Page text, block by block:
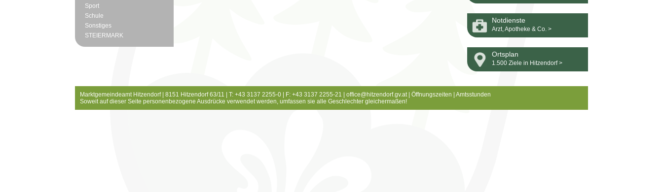
Sport
Schule
Sonstiges
STEIERMARK
Notdienste
Arzt, Apotheke & Co. >
Ortsplan
1.500 Ziele in Hitzendorf >
Marktgemeindeamt Hitzendorf | 8151 Hitzendorf 63/11 | T: +43 3137 2255-0 | F: +43 3137 2255-21 | office@hitzendorf.gv.at| Öffnungszeiten
Amtsstunden
Soweit auf dieser Seite personenbezogene Ausdrücke verwendet werden, umfassen sie alle Geschlechter gleichermaßen!